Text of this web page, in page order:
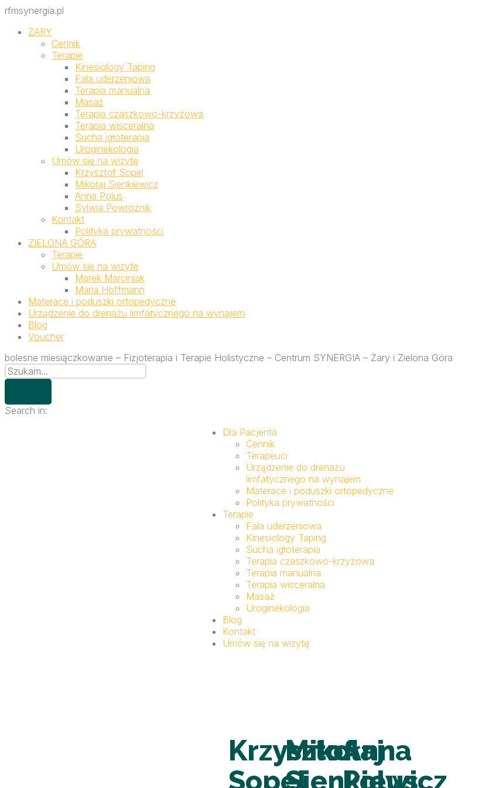
rfmsynergia.pl
ŻARY
Cennik
Terapie
Kinesiology Taping
Fala uderzeniowa
Terapia manualna
Masaż
Terapia czaszkowo-krzyżowa
Terapia wisceralna
Sucha igłoterapia
Uroginekologia
Umów się na wizytę
Krzysztof Sopel
Mikołaj Sienkiewicz
Anna Polus
Sylwia Powróżnik
Kontakt
Polityka prywatności
ZIELONA GÓRA
Terapie
Umów się na wizytę
Marek Marciniak
Maria Hoffmann
Materace i poduszki ortopedyczne
Urządzenie do drenażu limfatycznego na wynajem
Blog
Voucher
bolesne miesiączkowanie – Fizjoterapia i Terapie Holistyczne – Centrum SYNERGIA – Żary i Zielona Góra
Search in:
Dla Pacjenta
Cennik
Terapeuci
Urządzenie do drenażu
limfatycznego na wynajem
Materace i poduszki ortopedyczne
Polityka prywatności
Terapie
Fala uderzeniowa
Kinesiology Taping
Sucha igłoterapia
Terapia czaszkowo-krzyżowa
Terapia manualna
Terapia wisceralna
Masaż
Uroginekologia
Blog
Kontakt
Umów się na wizytę
Krzysztof
Sopel
Mikołaj
Sienkiewicz
Anna
Polus